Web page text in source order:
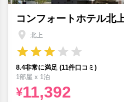
コンフォートホテル北
北上
8.4非常に満足 (11件口コミ)
1部屋 x 1泊
¥11,392